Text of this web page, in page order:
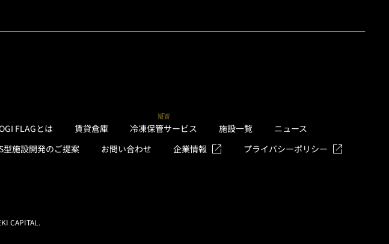
FLAGとは 賃貸倉庫
NEW
冷凍保管サービス 施設一覧
ニュース
型施設開発のご提案
お問い合わせ 企業情報 プライバシーポリシー
CAPITAL.